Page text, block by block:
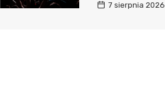
7 sierpnia 2026